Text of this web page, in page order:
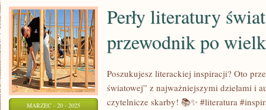
NAJNOWSZE
TRENDY
PORADY
MARZEC - 20 - 2025
Perły literatury
przewodnik po
Poszukujesz literackiej inspiracji? Oto
światowej” z najważniejszymi dziełami i
czytelnicze skarby! 📚✨ #literatura